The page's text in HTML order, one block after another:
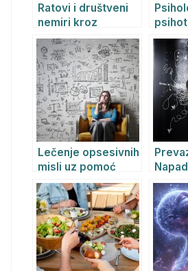
Ratovi i društveni
nemiri kroz
Jungovu
psihologiju: kako
kolektivno
nesvesno oblikuje
svet
je
Lečenje opsesivnih
misli uz pomoć
psihoterapije:
dubinska analiza i
pristupi